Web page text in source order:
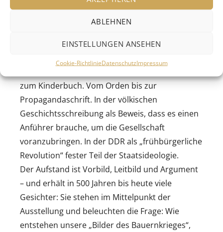
ABLEHNEN
EINSTELLUNGEN ANSEHEN
Cookie-RichtlinieDatenschutzImpressum
Und nach dem Ende? – Geht der Bauernkrieg
zum Kinderbuch. Vom Orden bis zur
Propagandaschrift. In der völkischen
Geschichtsschreibung als Beweis, dass es einen
Anführer brauche, um die Gesellschaft
voranzubringen. In der DDR als „frühbürgerliche
Revolution“ fester Teil der Staatsideologie.
Der Aufstand ist Vorbild, Leitbild und Argument
– und erhält in 500 Jahren bis heute viele
Gesichter: Sie stehen im Mittelpunkt der
Ausstellung und beleuchten die Frage: Wie
entstehen unsere „Bilder des Bauernkrieges“,